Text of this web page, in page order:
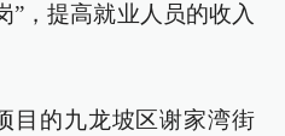
”，提高就业人员的收入
目的九龙坡区谢家湾街